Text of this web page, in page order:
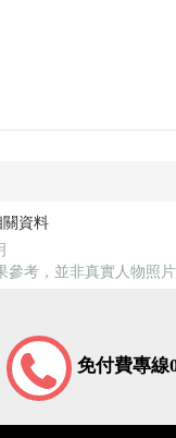
資料
考，並非真實人物照
免付費專線